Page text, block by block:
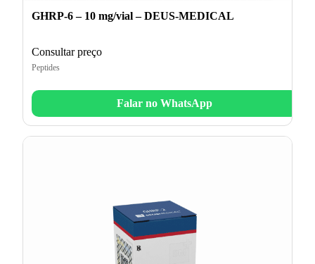
GHRP-6 – 10 mg/vial – DEUS-MEDICAL
Consultar preço
Peptides
Falar no WhatsApp